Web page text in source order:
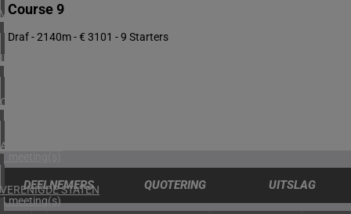
VERENIGD KONINKRIJK
5 meeting(s)
IERLAND
1 meeting(s)
CHILI
1 meeting(s)
ARGENTINIË
1 meeting(s)
VERENIGDE STATEN
4 meeting(s)
Course 9
Draf - 2140m - € 3101 - 9 Starters
DEELNEMERS QUOTERING UITSLAG